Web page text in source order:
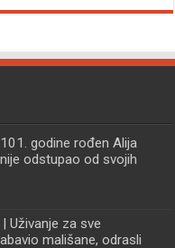
godine rođen Alija
odstupao od svojih
Uživanje za sve
mališane, odrasli